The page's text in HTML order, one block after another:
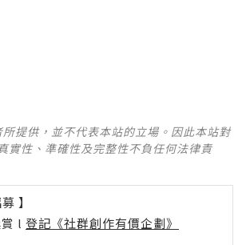
提供，並不代表本站的立場。因此本站對
實性、準確性及完整性不負任何法律責
】
l 登記《社群創作有價企劃》